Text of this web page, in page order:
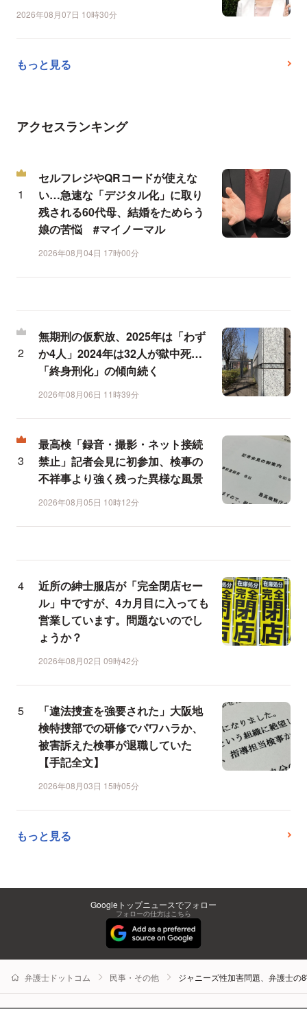
2026年08月07日 10時30分
もっと見る
アクセスランキング
セルフレジやQRコードが使えな
い…急速な「デジタル化」に取り
残される60代母、結婚をためらう
娘の苦悩 #マイノーマル
2026年08月04日 17時00分
無期刑の仮釈放、2025年は「わず
か4人」2024年は32人が獄中死…
「終身刑化」の傾向続く
2026年08月06日 11時39分
最高検「録音・撮影・ネット接続
禁止」記者会見に初参加、検事の
不祥事より強く残った異様な風景
2026年08月05日 10時12分
近所の紳士服店が「完全閉店セー
ル」中ですが、4カ月目に入っても
営業しています。問題ないのでし
ょうか？
2026年08月02日 09時42分
「違法捜査を強要された」大阪地
検特捜部での研修でパワハラか、
被害訴えた検事が退職していた
【手記全文】
2026年08月03日 15時05分
もっと見る
Googleトップニュースでフォロー
フォローの仕方はこちら
弁護士ドットコム 民事・その他 ジャニーズ性加害問題、弁護士の